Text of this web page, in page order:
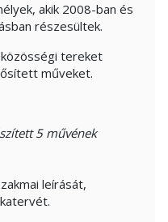
akik 2008-ban és
részesültek.
tereket
műveket.
5 művének
leírását,